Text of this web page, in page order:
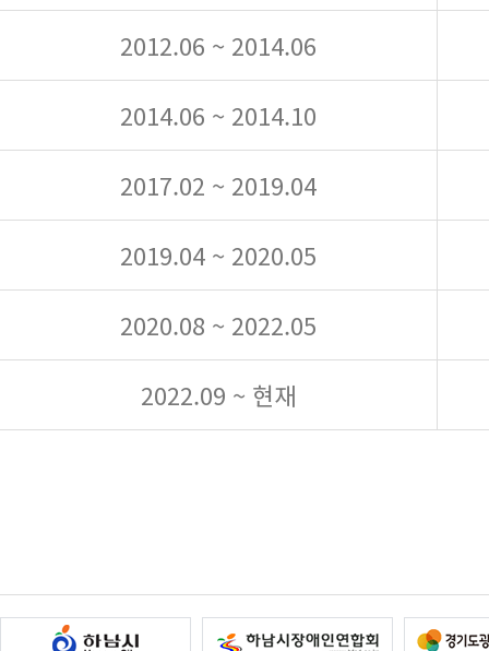
2012.06 ~ 2014.06
2014.06 ~ 2014.10
2017.02 ~ 2019.04
2019.04 ~ 2020.05
2020.08 ~ 2022.05
2022.09 ~ 현재